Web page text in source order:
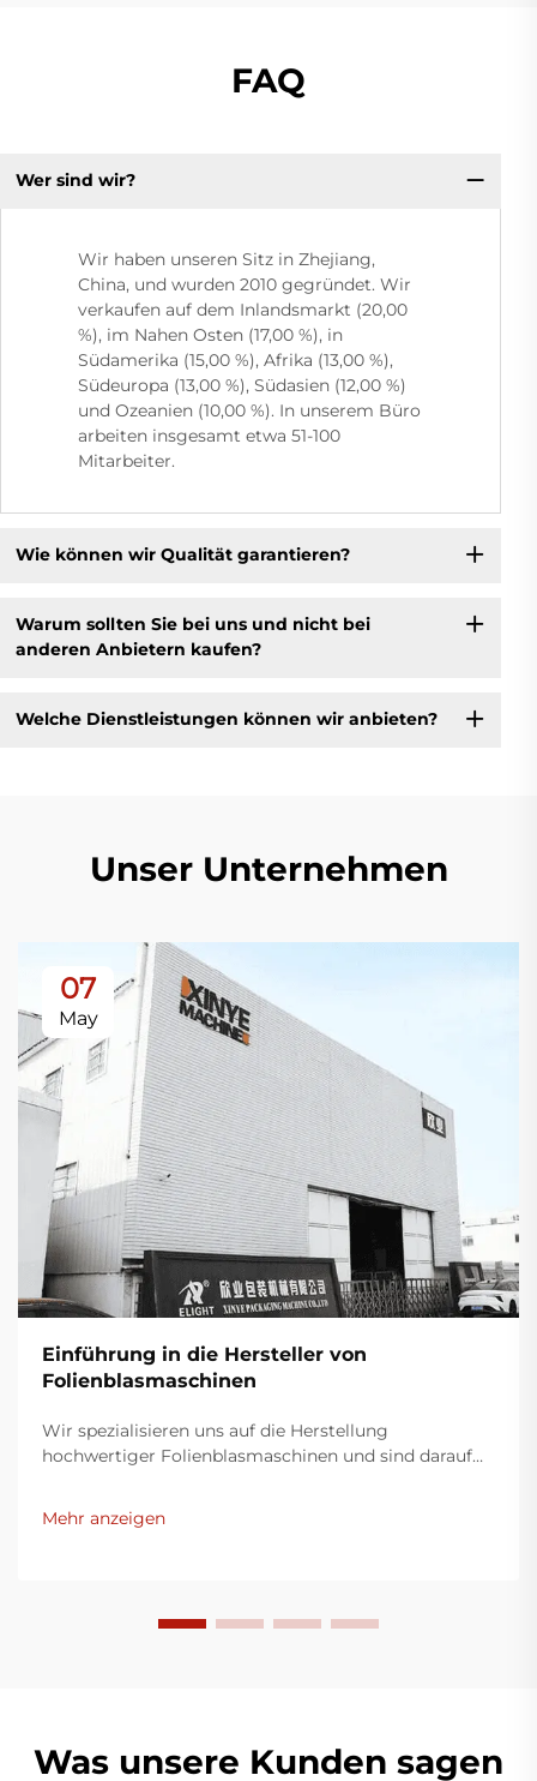
FAQ
Wer sind wir?
Wir haben unseren Sitz in Zhejiang,
China, und wurden 2010 gegründet. Wir
verkaufen auf dem Inlandsmarkt (20,00
%), im Nahen Osten (17,00 %), in
Südamerika (15,00 %), Afrika (13,00 %),
Südeuropa (13,00 %), Südasien (12,00 %)
und Ozeanien (10,00 %). In unserem Büro
arbeiten insgesamt etwa 51-100
Mitarbeiter.
Wie können wir Qualität garantieren?
Warum sollten Sie bei uns und nicht bei
anderen Anbietern kaufen?
Welche Dienstleistungen können wir anbieten?
Unser Unternehmen
07
May
Einführung in die Hersteller von
Folienblasmaschinen
Wir spezialisieren uns auf die Herstellung
hochwertiger Folienblasmaschinen und sind darauf
Unsere Folienblasmaschinen nutzen moderne
Mehr anzeigen
Was unsere Kunden sagen